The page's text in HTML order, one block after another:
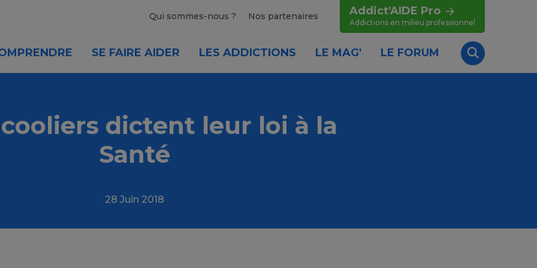
Qui sommes-nous ? Nos partenaires Addict'AIDE Pro
Addictions en milieu professionnel
SE FAIRE AIDER LES ADDICTIONS LE MAG' LE FORUM
Recherche
dictent leur loi à la
Santé
28 Juin 2018